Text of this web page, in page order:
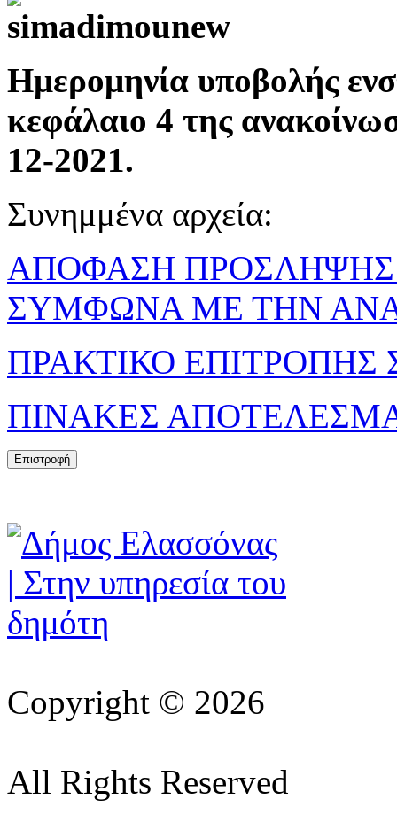
Ημερομηνία υποβολής
κεφάλαιο 4 της
12-2021.
Συνημμένα αρχεία:
ΑΠΟΦΑΣΗ ΠΡΟΣΛΗΨΗΣ
ΣΥΜΦΩΝΑ ΜΕ ΤΗΝ
ΠΡΑΚΤΙΚΟ ΕΠΙΤΡΟΠΗΣ
ΠΙΝΑΚΕΣ
Copyright © 2026
All Rights Reserved